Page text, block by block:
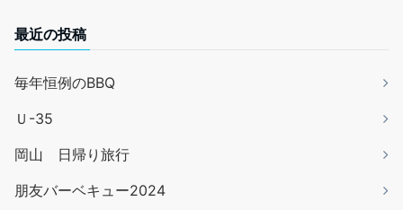
最近の投稿
毎年恒例のBBQ
Ｕ-35
岡山 日帰り旅行
朋友バーベキュー2024